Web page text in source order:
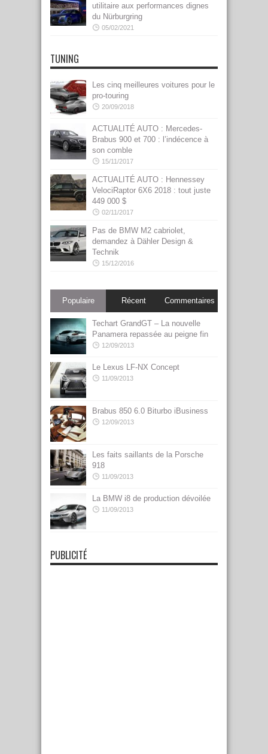
utilitaire aux performances dignes
du Nürburgring
05/02/2021
TUNING
Les cinq meilleures voitures pour le
pro-touring
20/09/2018
ACTUALITÉ AUTO : Mercedes-
Brabus 900 et 700 : l’indécence à
son comble
15/11/2017
ACTUALITÉ AUTO : Hennessey
VelociRaptor 6X6 2018 : tout juste
449 000 $
02/11/2017
Pas de BMW M2 cabriolet,
demandez à Dähler Design &
Technik
15/12/2016
Populaire Récent Commentaires
Techart GrandGT – La nouvelle
Panamera repassée au peigne fin
12/09/2013
Le Lexus LF-NX Concept
11/09/2013
Brabus 850 6.0 Biturbo iBusiness
12/09/2013
Les faits saillants de la Porsche
918
11/09/2013
La BMW i8 de production dévoilée
11/09/2013
PUBLICITÉ